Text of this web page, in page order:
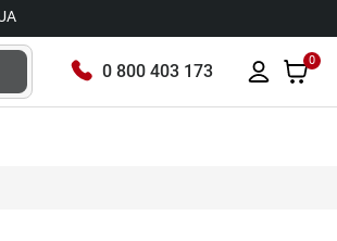
0 800 403 173
0